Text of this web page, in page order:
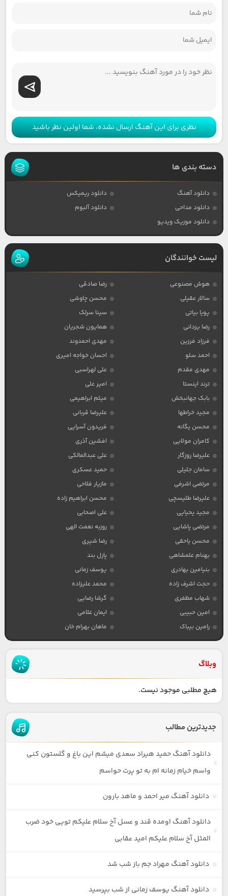
نظری برای این آهنگ ارسال نشده، شما اولین نظر باشید
دسته بندی ها
دانلود آهنگ
دانلود ریمیکس
دانلود مداحی
دانلود آلبوم
دانلود موزیک ویدیو
لیست خوانندگان
هوش مصنوعی
رضا صادقی
سالار عقیلی
محسن چاوشی
پویا بیاتی
سینا سرلک
رضا یزدانی
همایون شجریان
فرزاد فرزین
مهدی احمدوند
احمد سلو
احسان خواجه امیری
مهدی مقدم
علی لهراسبی
ترند اینستا
امیر علی
بابک جهانبخش
میثم ابراهیمی
مجید خراطها
علیرضا قربانی
محسن یگانه
فریدون آسرایی
کامران مولایی
افشین آذری
علیرضا روزگار
علی عبدالمالکی
سامان جلیلی
حمید عسکری
مرتضی اشرفی
مازیار فلاحی
علیرضا طلیسچی
محسن ابراهیم زاده
مجید یحیایی
علی اصحابی
مرتضی پاشایی
روزبه نعمت الهی
محسن یاحقی
رضا شیری
بهنام علمشاهی
پازل بند
بنیامین بهادری
یوسف زمانی
حجت اشرف زاده
محمد علیزاده
شهاب مظفری
گرشا رضایی
امین حبیبی
ایمان غلامی
رامین بیباک
ماهان بهرام خان
وبلاگ
هیچ مطلبی موجود نیست.
جدیدترین مطالب
دانلود آهنگ حمید هیراد سعدی میشم این باغ و گلستون کنی
واسم خیام زمانه ام به تو پرت حواسم
دانلود آهنگ میر احمد و ماهد بارون
دانلود آهنگ اومده قند و عسل آخ سلام علیکم تویی خود ضرب
المثل آخ سلام علیکم امید عقابی
دانلود آهنگ مهراد جم باز شب شد
دانلود آهنگ یوسف زمانی از شب بپرسید